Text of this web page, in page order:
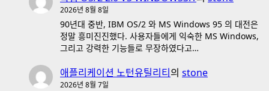
2026년 8월 8일
90년대 중반, IBM OS/2 와 MS Windows 95 의 대전은
정말 흥미진진했다. 사용자들에게 익숙한 MS Windows,
그리고 강력한 기능들로 무장하였다고…
애플리케이션 노턴유틸리티의 stone
2026년 8월 7일